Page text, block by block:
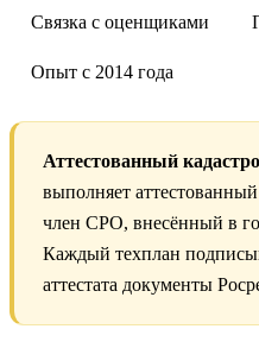
Связка с оценщиками
Опыт с 2014 года
Аттестованный
выполняет
член СРО, внесённый в
Каждый техплан
аттестата документы